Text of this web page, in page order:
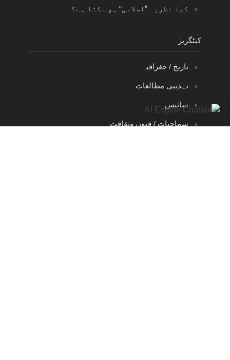
کیا نظریہ ”اسلامی“ ہو سکتا ہے؟
کیٹگریز
تاریخ / جغرافیہ
تہذیبی مطالعات
سائنس
سماجیات / فنون وثقافت